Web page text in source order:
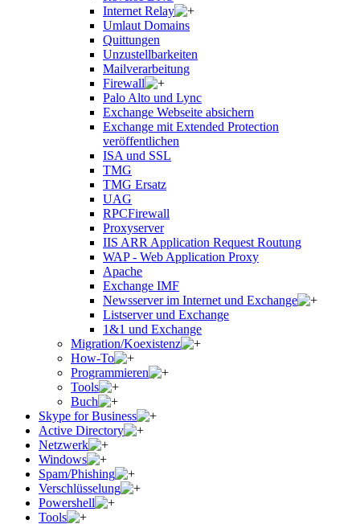
Internet Relay
Umlaut Domains
Quittungen
Unzustellbarkeiten
Mailverarbeitung
Firewall
Palo Alto und Lync
Exchange Webseite absichern
Exchange mit Extended Protection
veröffentlichen
ISA und SSL
TMG
TMG Ersatz
UAG
RPCFirewall
Proxyserver
IIS ARR Application Request Routung
WAP - Web Application Proxy
Apache
Exchange IMF
Newsserver im Internet und Exchange
Listserver und Exchange
1&1 und Exchange
Migration/Koexistenz
How-To
Programmieren
Tools
Buch
Skype for Business
Active Directory
Netzwerk
Windows
Spam/Phishing
Verschlüsselung
Powershell
Tools